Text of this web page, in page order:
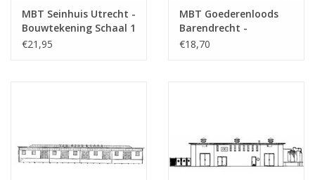
Totaal aantal bladen
tekening
1
Aantal bladen A4 tekst
MBT Seinhuis Utrecht -
Bouwtekening Schaal 1
: 87 (30.01.001)
€21,95
MBT Goederenloods
Barendrecht -
Bouwtekening Schaal 1
€18,70